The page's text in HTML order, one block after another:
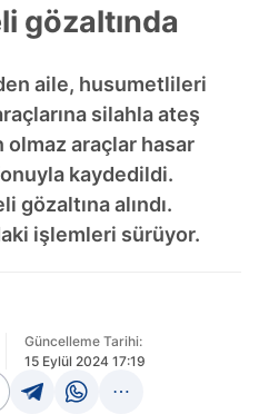
gözaltında
aile, husumetlileri
silahla ateş
olmaz araçlar hasar
kaydedildi.
gözaltına alındı.
işlemleri sürüyor.
Güncelleme Tarihi:
15 Eylül 2024 17:19